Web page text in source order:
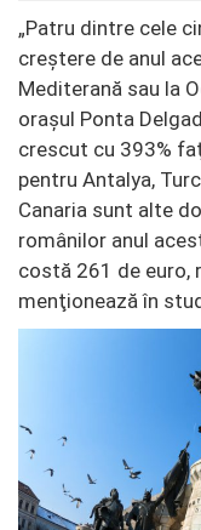
„Patru dintre cele
creştere de anul
Mediterană sau la
oraşul Ponta
crescut cu 393%
pentru Antalya,
Canaria sunt alte
românilor anul
costă 261 de euro,
menţionează în